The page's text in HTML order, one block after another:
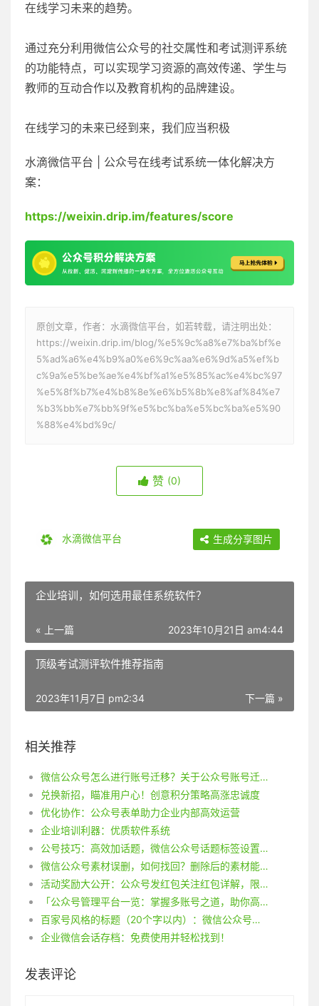
在线学习未来的趋势。
通过充分利用微信公众号的社交属性和考试测评系统
的功能特点，可以实现学习资源的高效传递、学生与
教师的互动合作以及教育机构的品牌建设。
在线学习的未来已经到来，我们应当积极
水滴微信平台 | 公众号在线考试系统一体化解决方
案：
https://weixin.drip.im/features/score
原创文章，作者：水滴微信平台，如若转载，请注明出处：
https://weixin.drip.im/blog/%e5%9c%a8%e7%ba%bf%e
5%ad%a6%e4%b9%a0%e6%9c%aa%e6%9d%a5%ef%b
c%9a%e5%be%ae%e4%bf%a1%e5%85%ac%e4%bc%97
%e5%8f%b7%e4%b8%8e%e6%b5%8b%e8%af%84%e7
%b3%bb%e7%bb%9f%e5%bc%ba%e5%bc%ba%e5%90
%88%e4%bd%9c/
赞 (0)
水滴微信平台 生成分享图片
企业培训，如何选用最佳系统软件？
« 上一篇 2023年10月21日 am4:44
顶级考试测评软件推荐指南
下一篇 »
2023年11月7日 pm2:34
相关推荐
微信公众号怎么进行账号迁移？关于公众号账号迁移你了解多少？
兑换新招，瞄准用户心！创意积分策略高涨忠诚度
优化协作：公众号表单助力企业内部高效运营
企业培训利器：优质软件系统
公号技巧：高效加话题，微信公众号话题标签设置攻略
微信公众号素材误删，如何找回？删除后的素材能恢复吗？
活动奖励大公开：公众号发红包关注红包详解，限制时间内抢红包策略揭秘！
「公众号管理平台一览：掌握多账号之道，助你高效统一管理微信公众号！」
百家号风格的标题（20个字以内）：微信公众号制作网站有哪些？打开信封看信的效果能实现吗？
企业微信会话存档：免费使用并轻松找到！
发表评论